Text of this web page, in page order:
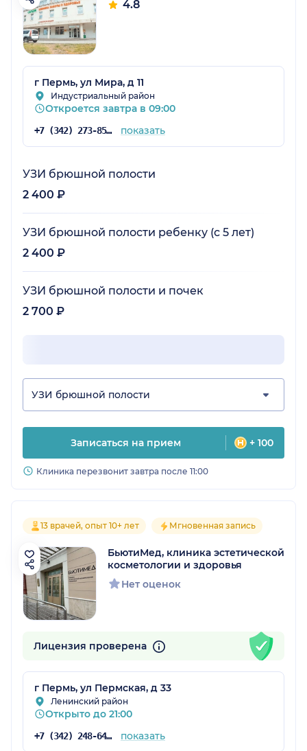
4.8
г Пермь, ул Мира, д 11
Индустриальный район
Откроется завтра в 09:00
+7 (342) 273-85-03 показать
УЗИ брюшной полости
2 400 ₽
УЗИ брюшной полости ребенку (с 5 лет)
2 400 ₽
УЗИ брюшной полости и почек
2 700 ₽
УЗИ брюшной полости
Записаться на прием + 100
Клиника перезвонит завтра после 11:00
13 врачей, опыт 10+ лет Мгновенная запись
БьютиМед, клиника эстетической
косметологии и здоровья
Нет оценок
Лицензия проверена
г Пермь, ул Пермская, д 33
Ленинский район
Открыто до 21:00
+7 (342) 248-64-17 показать